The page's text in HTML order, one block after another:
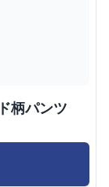
柄パンツ